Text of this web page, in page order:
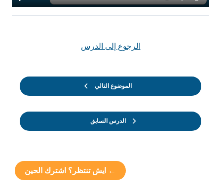
الدرس السابق
الرجوع إلى الدرس
الموضوع التالي
← ايش تنتظر؟ اشترك الحين